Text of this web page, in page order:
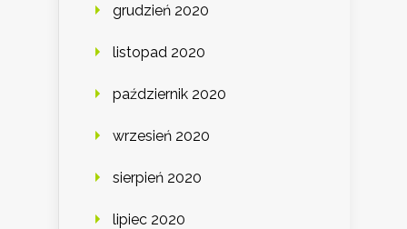
grudzień 2020
listopad 2020
październik 2020
wrzesień 2020
sierpień 2020
lipiec 2020